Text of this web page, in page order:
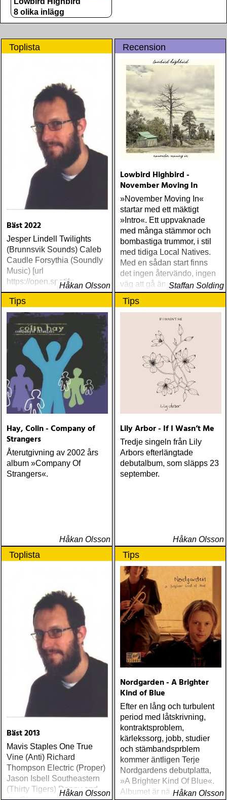
8 olika inlägg
Toplista
Bäst 2022
Jesper Lindell Twilights
(Brunnsvik Sounds) Caleb
Caudle Forsythia (Soundly
Music) [url
https://open.spotifyHåkan Olsson
Recension
Lowbird Highbird -
November Moving In
»November Moving In«
startar med ett mäktigt
»Intro«. Ett uppvaknade
med många stämmor och
bombastiga trummor, i stil
med tidiga Local Natives.
Med en sådan start finns
det ingen återvändo, ingen
väg att gå än att hänga med
på det fortsatta äventyret
Staffan Solding
Tips
Hay, Colin - Company of
Strangers
Återutgivning av 2002 års
album »Company Of
Strangers«.
Håkan Olsson
Tips
Lily Arbor - If I Wasn’t Me
Tredje singeln från Lily
Arbors efterlängtade
debutalbum, som släpps 23
september.
Håkan Olsson
Toplista
Bäst 2013
Mavis Staples One True
Vine (Anti) Richard
Thompson Electric (Proper)
Jason Isbell Southeastern
(Thirty Tigers) Danny and
Håkan Olsson
Tips
Nordgarden - A Brighter
Kind of Blue
Efter en lång och turbulent
period med låtskrivning,
kontraktsproblem,
kärlekssorg, jobb, studier
och stämbandsprblem
kommer äntligen Terje
Nordgardens debutplatta,
»A Brighter Kind Of Blue«.
Albumet är nära, enkelt och
Håkan Olsson